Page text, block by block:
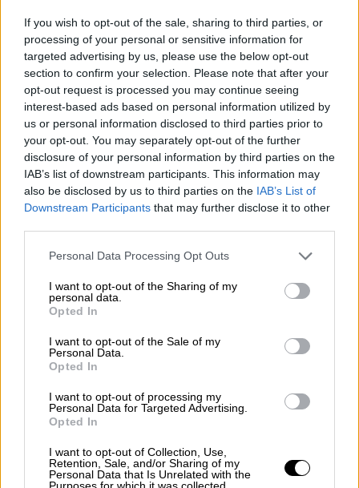
If you wish to opt-out of the sale, sharing to third parties, or
processing of your personal or sensitive information for
targeted advertising by us, please use the below opt-out
section to confirm your selection. Please note that after your
opt-out request is processed you may continue seeing
interest-based ads based on personal information utilized by
us or personal information disclosed to third parties prior to
your opt-out. You may separately opt-out of the further
disclosure of your personal information by third parties on the
IAB’s list of downstream participants. This information may
also be disclosed by us to third parties on the IAB’s List of
Downstream Participants that may further disclose it to other
Please note that this website/app uses one or more Google
not limited to your visit or usage behaviour. You may click to
grant or deny consent to Google and its third-party tags to
use your data for below specified purposes in below Google
consent section.
Personal Data Processing Opt Outs
I want to opt-out of the Sharing of my
personal data.
Opted In
I want to opt-out of the Sale of my
Personal Data.
Opted In
I want to opt-out of processing my
Personal Data for Targeted Advertising.
Opted In
I want to opt-out of Collection, Use,
Retention, Sale, and/or Sharing of my
Personal Data that Is Unrelated with the
Purposes for which it was collected.
Κόσμος|03.01.2026 22:28
Ο Τραμπ στέλνει τον στρατό στη
Βενεζουέλα για το πετρέλαιο - Πώς θα
μοιραστεί ο ορυκτός πλούτος της χώρας
Τι αποκάλυψε ο Τραμπ για την επόμενη μέρα
στη Βενεζουέλα μετά τη σύλληψη του
Μαδούρο
Μητσοτάκης για Μαδούρο: Το τέλος του